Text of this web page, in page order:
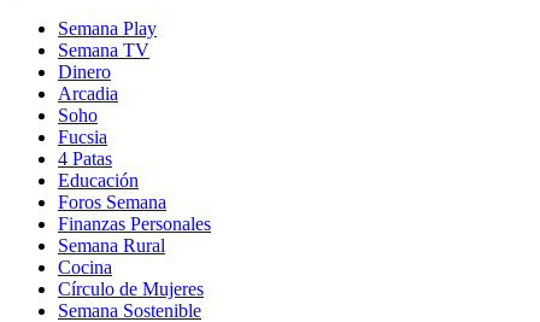
Semana Play
Semana TV
Dinero
Arcadia
Soho
in
new
window
Fucsia
in
new
window
4 Patas
Educación
Foros Semana
Finanzas Personales
Semana Rural
Cocina
Círculo de Mujeres
Semana Sostenible